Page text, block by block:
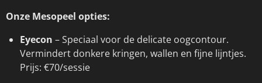
Onze Mesopeel opties:
Eyecon – Speciaal voor de delicate oogcontour.
Vermindert donkere kringen, wallen en fijne lijntjes.
Prijs: €70/sessie